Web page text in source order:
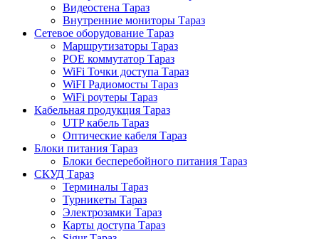
Видеостена Тараз
Внутренние мониторы Тараз
Сетевое оборудование Тараз
Маршрутизаторы Тараз
POE коммутатор Тараз
WiFi Точки доступа Тараз
WiFI Радиомосты Тараз
WiFi роутеры Тараз
Кабельная продукция Тараз
UTP кабель Тараз
Оптические кабеля Тараз
Блоки питания Тараз
Блоки бесперебойного питания Тараз
СКУД Тараз
Терминалы Тараз
Турникеты Тараз
Электрозамки Тараз
Карты доступа Тараз